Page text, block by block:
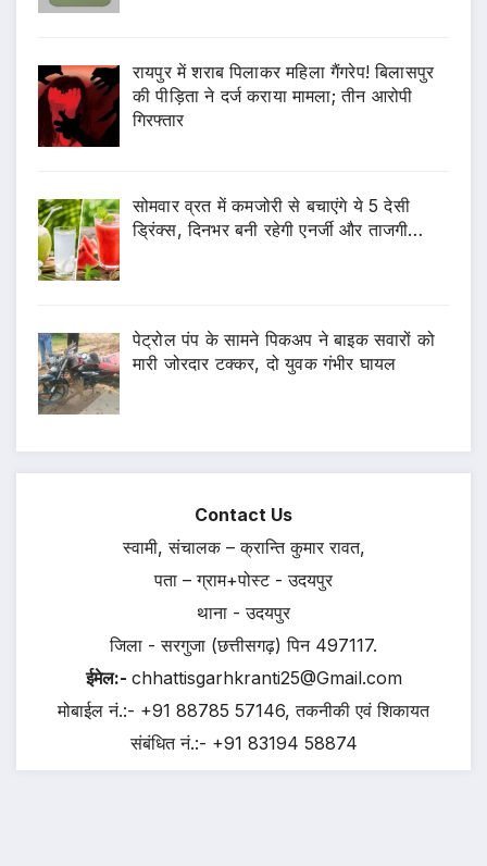
रायपुर में शराब पिलाकर महिला गैंगरेप! बिलासपुर
की पीड़िता ने दर्ज कराया मामला; तीन आरोपी
गिरफ्तार
सोमवार व्रत में कमजोरी से बचाएंगे ये 5 देसी
ड्रिंक्स, दिनभर बनी रहेगी एनर्जी और ताजगी…
पेट्रोल पंप के सामने पिकअप ने बाइक सवारों को
मारी जोरदार टक्कर, दो युवक गंभीर घायल
Contact Us
स्वामी, संचालक – क्रान्ति कुमार रावत,
पता – ग्राम+पोस्ट - उदयपुर
थाना - उदयपुर
जिला - सरगुजा (छत्तीसगढ़) पिन 497117.
ईमेल:- chhattisgarhkranti25@Gmail.com
मोबाईल नं.:- +91 88785 57146, तकनीकी एवं शिकायत
संबंधित नं.:- +91 83194 58874